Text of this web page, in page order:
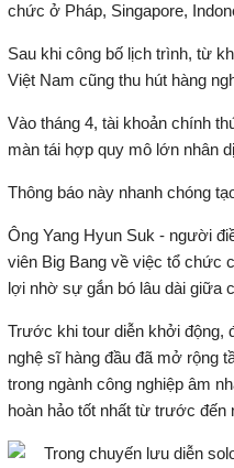
chức ở Pháp, Singapore,
Sau khi công bố lịch trình, từ
Việt Nam cũng thu hút hàng
Vào tháng 4, tài khoản chính
màn tái hợp quy mô lớn nhân
Thông báo này nhanh chóng
Ông Yang Hyun Suk - người
viên Big Bang về việc tổ chức
lợi nhờ sự gắn bó lâu dài giữa
Trước khi tour diễn khởi động,
nghệ sĩ hàng đầu đã mở rộng
trong ngành công nghiệp âm
hoàn hảo tốt nhất từ ​​trước đến